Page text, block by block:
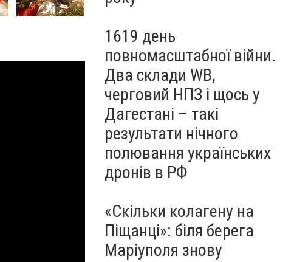
1619 день
повномасштабної війни.
Два склади WB,
черговий НПЗ і щось у
Дагестані – такі
результати нічного
полювання українських
дронів в РФ
«Скільки колагену на
Піщанці»: біля берега
Маріуполя знову